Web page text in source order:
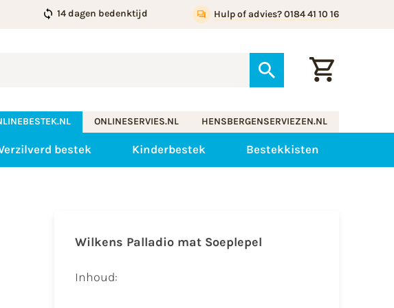
14 dagen bedenktijd Hulp of advies? 0184 41 10 16
ONLINESERVIES.NL HENSBERGENSERVIEZEN.NL
bestek Kinderbestek Bestekkisten
Wilkens Palladio mat Soeplepel
Inhoud: